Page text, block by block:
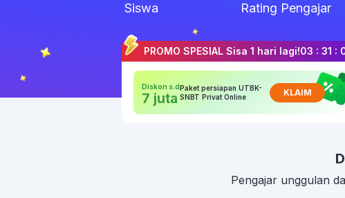
Siswa Rating Pengajar
PROMO SPESIAL Sisa 1 hari lagi!03 : 31 :
Diskon s.d
7 juta
Paket persiapan UTBK-
SNBT Privat Online
KLAIM
Pengajar unggulan